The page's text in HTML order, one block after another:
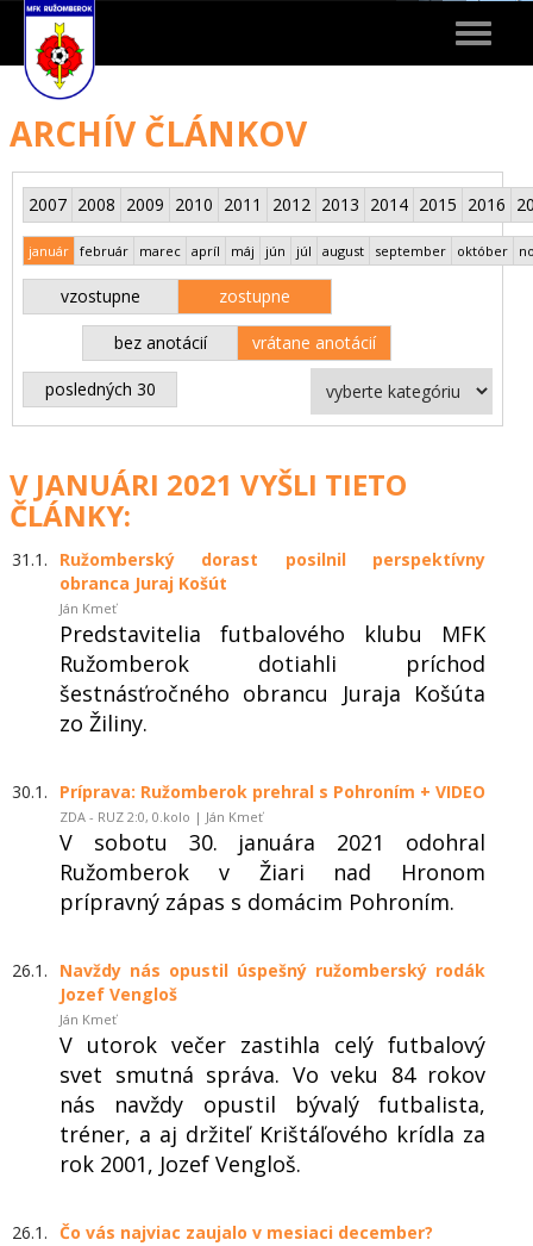
Toggle
ARCHÍV ČLÁNKOV
2007 2008 2009 2010 2011 2012 2013 2014 2015 2016
január február marec apríl máj jún júl august september október
vzostupne zostupne
bez anotácií vrátane anotácií
posledných 30
V JANUÁRI 2021 VYŠLI TIETO
ČLÁNKY:
31.1.
Ružomberský dorast posilnil perspektívny
obranca Juraj Košút
Ján Kmeť
Predstavitelia futbalového klubu MFK
Ružomberok dotiahli príchod
šestnásťročného obrancu Juraja Košúta
zo Žiliny.
30.1. Príprava: Ružomberok prehral s Pohroním + VIDEO
ZDA - RUZ 2:0, 0.kolo | Ján Kmeť
V sobotu 30. januára 2021 odohral
Ružomberok v Žiari nad Hronom
prípravný zápas s domácim Pohroním.
26.1.
Navždy nás opustil úspešný ružomberský rodák
Jozef Vengloš
Ján Kmeť
V utorok večer zastihla celý futbalový
svet smutná správa. Vo veku 84 rokov
nás navždy opustil bývalý futbalista,
tréner, a aj držiteľ Krištáľového krídla za
rok 2001, Jozef Vengloš.
26.1. Čo vás najviac zaujalo v mesiaci december?